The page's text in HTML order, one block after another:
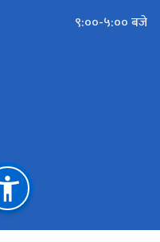
९:००-५:०० बजे